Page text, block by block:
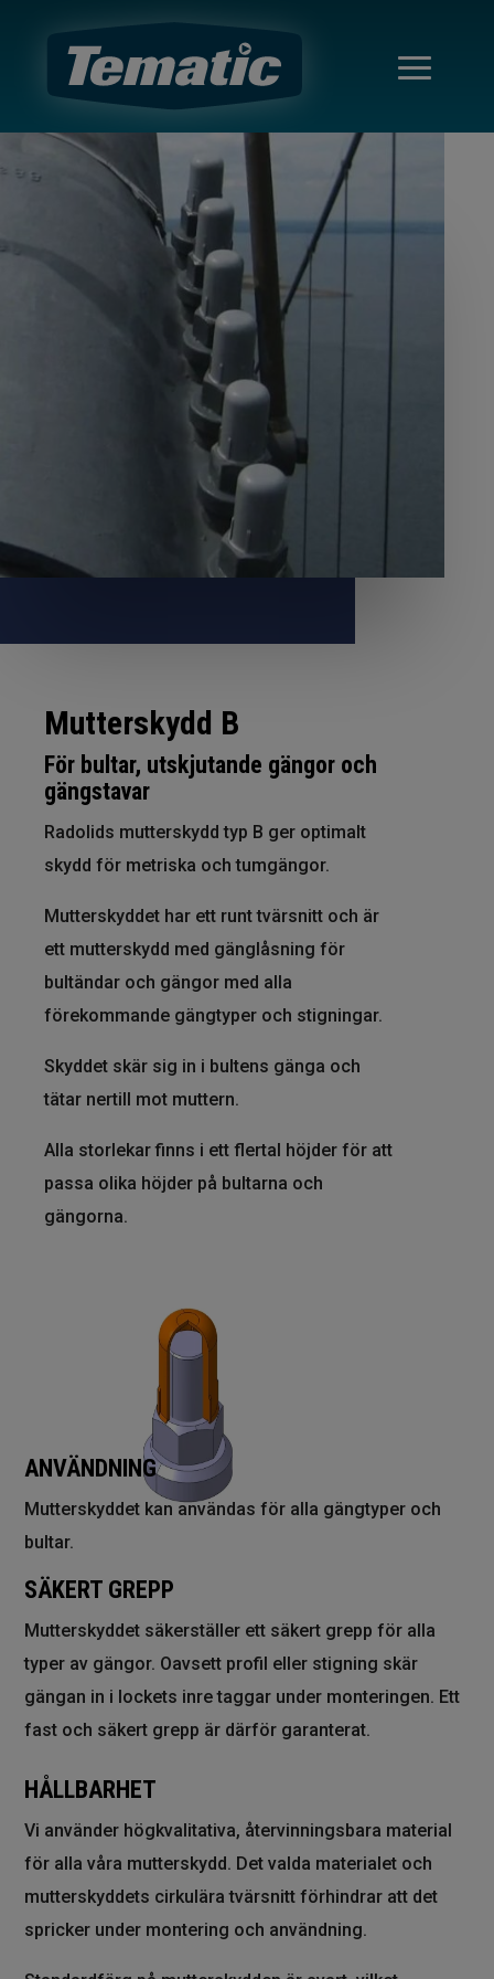
Mutterskydd B
För bultar, utskjutande gängor och
gängstavar
Radolids mutterskydd typ B ger optimalt
skydd för metriska och tumgängor.
Mutterskyddet har ett runt tvärsnitt och är
ett mutterskydd med gänglåsning för
bultändar och gängor med alla
förekommande gängtyper och stigningar.
Skyddet skär sig in i bultens gänga och
tätar nertill mot muttern.
Alla storlekar finns i ett flertal höjder för att
passa olika höjder på bultarna och
gängorna.
ANVÄNDNING
Mutterskyddet kan användas för alla gängtyper och
bultar.
SÄKERT GREPP
Mutterskyddet säkerställer ett säkert grepp för alla
typer av gängor. Oavsett profil eller stigning skär
gängan in i lockets inre taggar under monteringen. Ett
fast och säkert grepp är därför garanterat.
HÅLLBARHET
Vi använder högkvalitativa, återvinningsbara material
för alla våra mutterskydd. Det valda materialet och
mutterskyddets cirkulära tvärsnitt förhindrar att det
spricker under montering och användning.